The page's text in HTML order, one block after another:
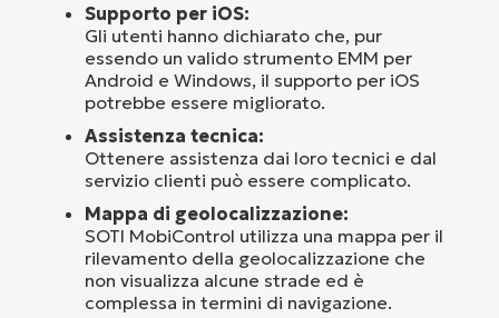
Supporto per iOS:
Gli utenti hanno dichiarato che, pur
essendo un valido strumento EMM per
Android e Windows, il supporto per iOS
potrebbe essere migliorato.
Assistenza tecnica:
Ottenere assistenza dai loro tecnici e dal
servizio clienti può essere complicato.
Mappa di geolocalizzazione:
SOTI MobiControl utilizza una mappa per il
rilevamento della geolocalizzazione che
non visualizza alcune strade ed è
complessa in termini di navigazione.